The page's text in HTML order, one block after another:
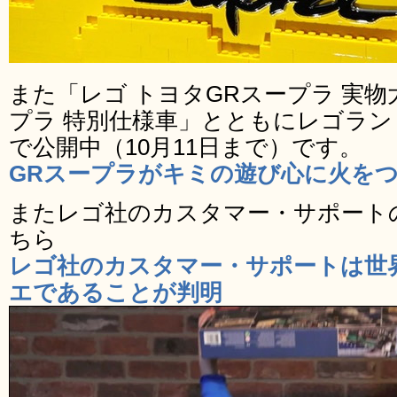
また「レゴ トヨタGRスープラ 実
プラ 特別仕様車」とともにレゴラ
で公開中（10月11日まで）です。
GRスープラがキミの遊び心に火を
またレゴ社のカスタマー・サポー
ちら
レゴ社のカスタマー・サポートは
エであることが判明